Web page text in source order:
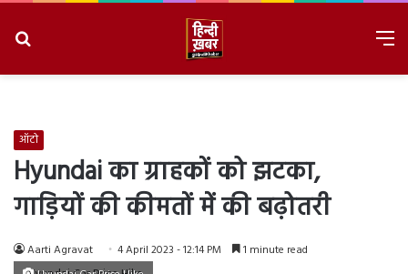
ऑटो
Hyundai का ग्राहकों को झटका,
गाड़ियों की कीमतों में की बढ़ोतरी
Aarti Agravat 4 April 2023 - 12:14 PM 1 minute read